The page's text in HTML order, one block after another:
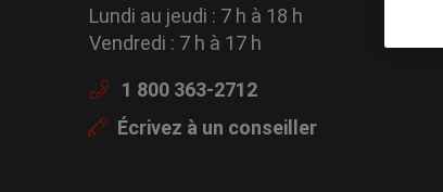
Lundi au jeudi : 7 h à 18 h
Vendredi : 7 h à 17 h
1 800 363-2712
Écrivez à un conseiller